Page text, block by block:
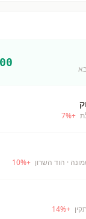
+
7%
· הוד השרון +
10%
+
14%